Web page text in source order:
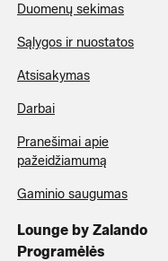
Duomenų sekimas
Sąlygos ir nuostatos
Atsisakymas
Darbai
Pranešimai apie
pažeidžiamumą
Gaminio saugumas
Lounge by Zalando
Programėlės